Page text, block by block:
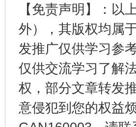
【免责声明】：以
外），其版权均属
发推广仅供学习参
仅供交流学习了解
权，部分文章转发
意侵犯到您的权益
东山县通报“牛蛙产品抗生素超标问